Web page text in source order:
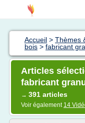
Accueil > Thèmes
bois > fabricant
Articles
fabricant
→ 391 articles
Voir également 14